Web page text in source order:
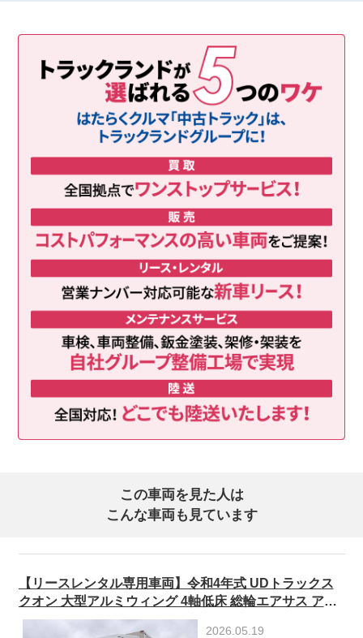
この車両を見た人は
こんな車両も見ています
【リースレンタル専用車両】令和4年式 UDトラックス
クオン 大型アルミウィング 4軸低床 総輪エアサス アル
ミホイール ハイルーフ ★あんしん車検パック施工済
2026.05.19